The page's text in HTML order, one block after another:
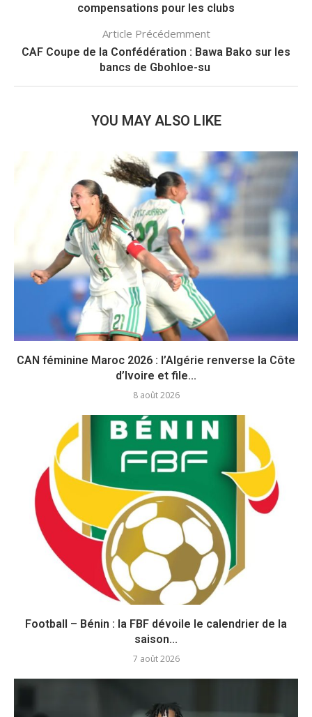
compensations pour les clubs
Article Précédemment
CAF Coupe de la Confédération : Bawa Bako sur les
bancs de Gbohloe-su
YOU MAY ALSO LIKE
CAN féminine Maroc 2026 : l’Algérie renverse la Côte
d’Ivoire et file...
8 août 2026
Football – Bénin : la FBF dévoile le calendrier de la
saison...
7 août 2026